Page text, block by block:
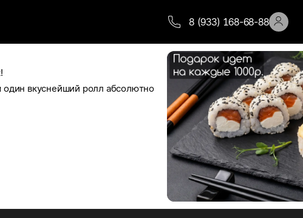
8 (933) 168-68-88
вкуснейший ролл абсолютно
после вычета всех скидок и